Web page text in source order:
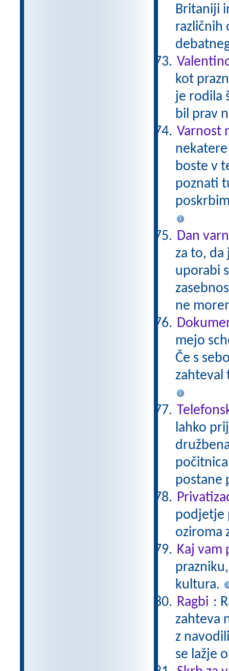
Britaniji
različnih
kot
je rodila
bil prav
Varnost
boste v
poznati
Dan
za to, da
uporabi
ne
mejo
Če s
zahteval
lahko
postane
podjetje
oziroma
Kaj vam
kultura.
Ragbi :
zahteva
z
se lažje